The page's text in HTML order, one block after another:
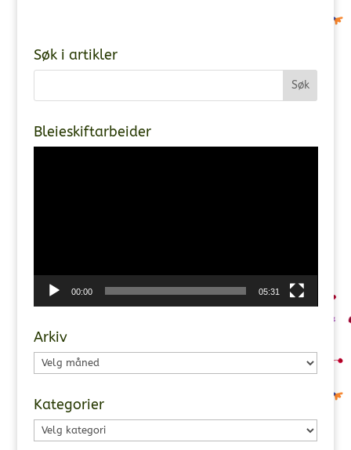
Søk i artikler
Bleieskiftarbeider
00:00 05:31
Arkiv
Arkiv
Kategorier
Kategorier